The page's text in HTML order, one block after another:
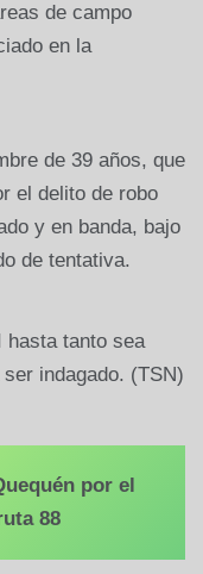
de campo
en la
de 39 años, que
el delito de robo
y en banda, bajo
de tentativa.
hasta tanto sea
indagado. (TSN)
por el
88